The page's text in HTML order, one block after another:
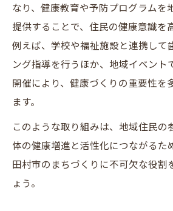
なり、健康教育や予防プログラムを
提供することで、住民の健康意識を
例えば、学校や福祉施設と連携して
ング指導を行うほか、地域イベント
開催により、健康づくりの重要性を
ます。
このような取り組みは、地域住民の
体の健康増進と活性化につながるた
田村市のまちづくりに不可欠な役割
ょう。